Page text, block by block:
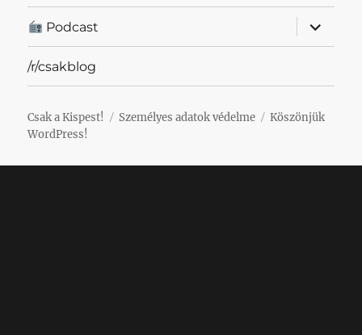
Podcast
almenü
/r/csakblog
Csak a Kispest! Személyes adatok védelme
Köszönjük
WordPress!